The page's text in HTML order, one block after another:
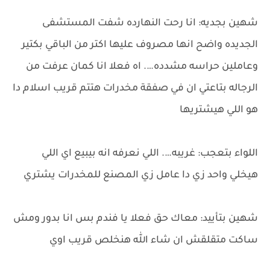
شهين بجديه: انا رحت النهارده شفت المستشفى
الجديده واضح انها مصروف عليها اكتر من الباقي بكتير
وعاملين حراسه مشدده…. اه فعلا انا كمان عرفت من
الرجاله بتاعتي ان في صفقة مخدرات هتتم قريب اسلام دا
هو اللي هيشتريها
اللواء بتعجب: غريبه…. اللي نعرفه انه بيبيع اي اللي
هيخلي واحد زي دا عامل زي المصنع للمخدرات يشتري
شهين بتأييد: معاك حق فعلا يا فندم بس انا بدور ومش
ساكت متقلقش ان شاء الله هنخلص قريب اوي